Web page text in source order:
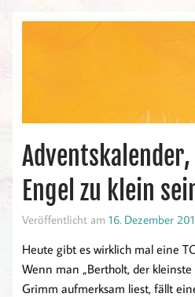
Engel zu klein
Veröffentlicht am 16. Dezember
Heute gibt es wirklich mal eine
Wenn man „Bertholt, der
Grimm aufmerksam liest, fällt